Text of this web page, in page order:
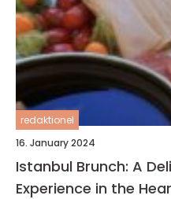
redaktionel
16. January 2024
Istanbul Brunch: A
Experience in the